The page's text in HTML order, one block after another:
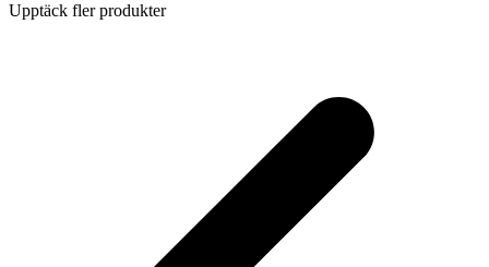
Upptäck fler produkter